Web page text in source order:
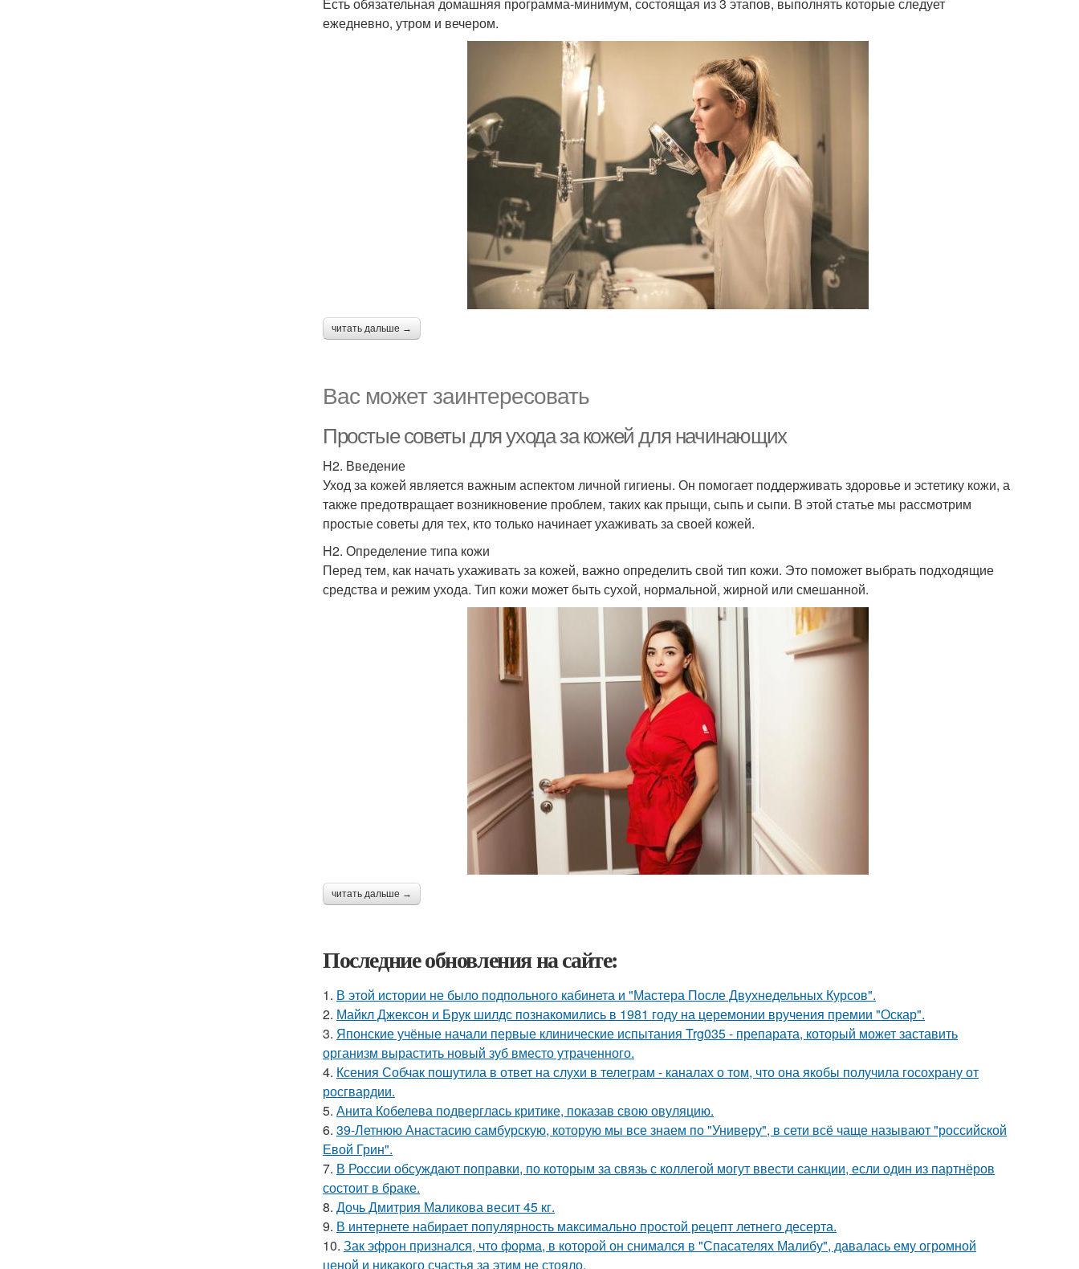
ежедневно, утром и вечером.
читать дальше →
Вас может заинтересовать
Простые советы для ухода за кожей для начинающих
H2. Введение
Уход за кожей является важным аспектом личной гигиены. Он помогает поддерживать здоровье и эстетику кожи, а
также предотвращает возникновение проблем, таких как прыщи, сыпь и сыпи. В этой статье мы рассмотрим
простые советы для тех, кто только начинает ухаживать за своей кожей.
H2. Определение типа кожи
Перед тем, как начать ухаживать за кожей, важно определить свой тип кожи. Это поможет выбрать подходящие
средства и режим ухода. Тип кожи может быть сухой, нормальной, жирной или смешанной.
читать дальше →
Последние обновления на сайте:
1. В этой истории не было подпольного кабинета и "Мастера После Двухнедельных Курсов".
2. Майкл Джексон и Брук шилдс познакомились в 1981 году на церемонии вручения премии "Оскар".
3. Японские учёные начали первые клинические испытания Trg035 - препарата, который может заставить
организм вырастить новый зуб вместо утраченного.
4. Ксения Собчак пошутила в ответ на слухи в телеграм - каналах о том, что она якобы получила госохрану от
росгвардии.
5. Анита Кобелева подверглась критике, показав свою овуляцию.
6. 39-Летнюю Анастасию самбурскую, которую мы все знаем по "Универу", в сети всё чаще называют "российской
Евой Грин".
7. В России обсуждают поправки, по которым за связь с коллегой могут ввести санкции, если один из партнёров
состоит в браке.
8. Дочь Дмитрия Маликова весит 45 кг.
9. В интернете набирает популярность максимально простой рецепт летнего десерта.
10. Зак эфрон признался, что форма, в которой он снимался в "Спасателях Малибу", давалась ему огромной
ценой и никакого счастья за этим не стояло.